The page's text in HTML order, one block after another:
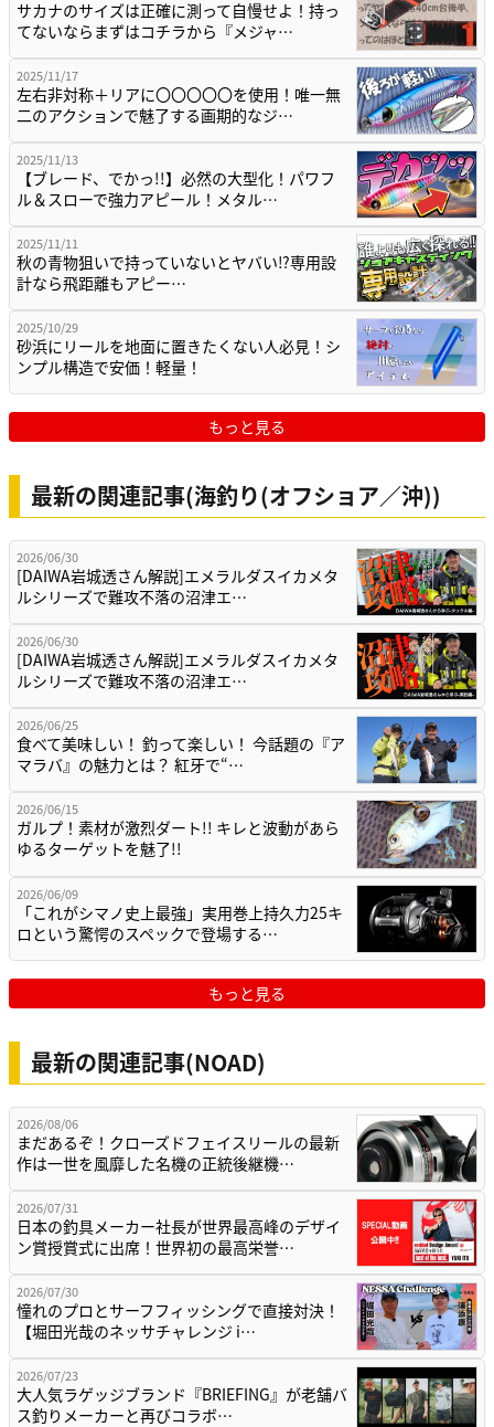
サカナのサイズは正確に測って自慢せよ！持っ
てないならまずはコチラから『メジャ…
2025/11/17
左右非対称＋リアに〇〇〇〇〇を使用！唯一無
二のアクションで魅了する画期的なジ…
2025/11/13
【ブレード、でかっ!!】必然の大型化！パワフ
ル＆スローで強力アピール！メタル…
2025/11/11
秋の青物狙いで持っていないとヤバい⁉専用設
計なら飛距離もアピー…
2025/10/29
砂浜にリールを地面に置きたくない人必見！シ
ンプル構造で安価！軽量！
もっと見る
最新の関連記事(海釣り(オフショア／沖))
2026/06/30
[DAIWA岩城透さん解説]エメラルダスイカメタ
ルシリーズで難攻不落の沼津エ…
2026/06/30
[DAIWA岩城透さん解説]エメラルダスイカメタ
ルシリーズで難攻不落の沼津エ…
2026/06/25
食べて美味しい！ 釣って楽しい！ 今話題の『ア
マラバ』の魅力とは？ 紅牙で“…
2026/06/15
ガルプ！素材が激烈ダート!! キレと波動があら
ゆるターゲットを魅了!!
2026/06/09
「これがシマノ史上最強」実用巻上持久力25キ
ロという驚愕のスペックで登場する…
もっと見る
最新の関連記事(NOAD)
2026/08/06
まだあるぞ！クローズドフェイスリールの最新
作は一世を風靡した名機の正統後継機…
2026/07/31
日本の釣具メーカー社長が世界最高峰のデザイ
ン賞授賞式に出席！世界初の最高栄誉…
2026/07/30
憧れのプロとサーフフィッシングで直接対決！
【堀田光哉のネッサチャレンジ i…
2026/07/23
大人気ラゲッジブランド『BRIEFING』が老舗バ
ス釣りメーカーと再びコラボ…